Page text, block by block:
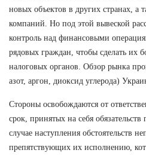
новых объектов в других странах, а
компаний. Но под этой вывеской
контроль над финансовыми
рядовых граждан, чтобы сделать их
налоговых органов. Обзор рынка
азот, аргон, диоксид углерода)
Стороны освобождаются от
срок, принятых на себя
случае наступления обстоятельств
препятствующих их исполнению,